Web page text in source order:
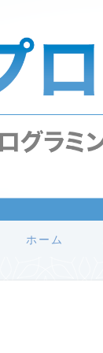
ホーム